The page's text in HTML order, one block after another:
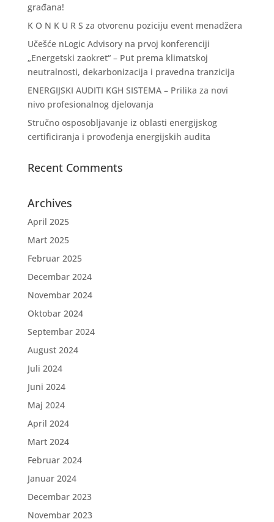
građana!
K O N K U R S za otvorenu poziciju event menadžera
Učešće nLogic Advisory na prvoj konferenciji
„Energetski zaokret“ – Put prema klimatskoj
neutralnosti, dekarbonizacija i pravedna tranzicija
ENERGIJSKI AUDITI KGH SISTEMA – Prilika za novi
nivo profesionalnog djelovanja
Stručno osposobljavanje iz oblasti energijskog
certificiranja i provođenja energijskih audita
Recent Comments
Archives
April 2025
Mart 2025
Februar 2025
Decembar 2024
Novembar 2024
Oktobar 2024
Septembar 2024
August 2024
Juli 2024
Juni 2024
Maj 2024
April 2024
Mart 2024
Februar 2024
Januar 2024
Decembar 2023
Novembar 2023